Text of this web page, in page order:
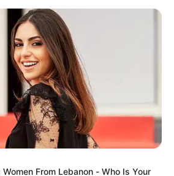
a la perrita Zoé amarrada,
en Medellín
From Lebanon - Who Is Your